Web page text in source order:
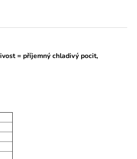
= příjemný chladivý pocit,